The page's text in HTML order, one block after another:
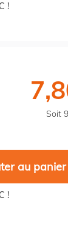
!
Soit
au panier
!